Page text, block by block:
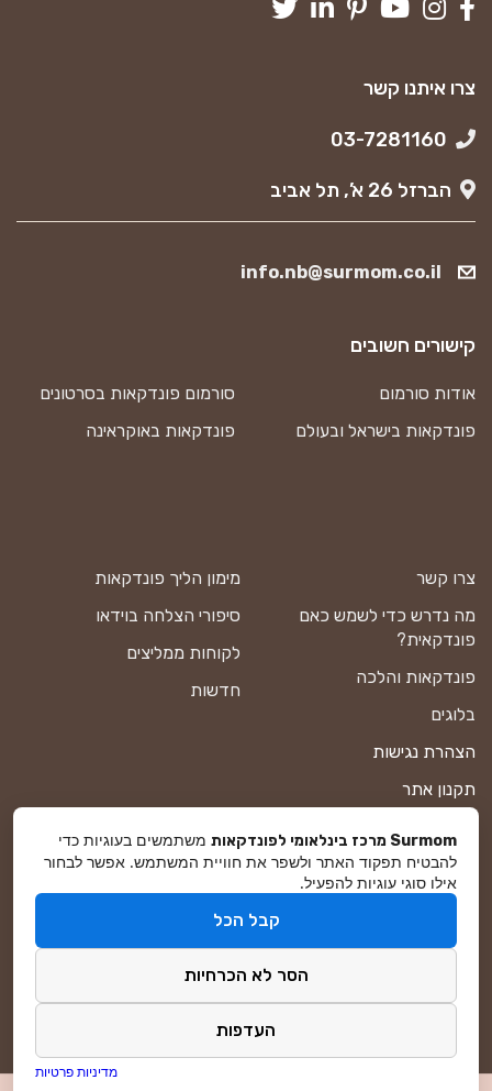
צרו איתנו קשר
הברזל 26 א’, תל אביב
info.nb@surmom.co.il
צרו קשר
מה נדרש כדי לשמש כאם
פונדקאית?
פונדקאות והלכה
בלוגים
הצהרת נגישות
תקנון אתר
מפת אתר
מימון הליך פונדקאות
סיפורי הצלחה בוידאו
לקוחות ממליצים
חדשות
קישורים חשובים
אודות סורמום
סורמום פונדקאות בסרטונים
פונדקאות בישראל ובעולם
פונדקאות באוקראינה
פיתוח ושיווק באינטרנטDreamZone
Surmom מרכז בינלאומי לפונדקאות
משתמשים בעוגיות כדי
להבטיח תפקוד האתר ולשפר את חוויית המשתמש. אפשר לבחור
אילו סוגי עוגיות להפעיל.
קבל הכל
הסר לא הכרחיות
העדפות
מדיניות פרטיות